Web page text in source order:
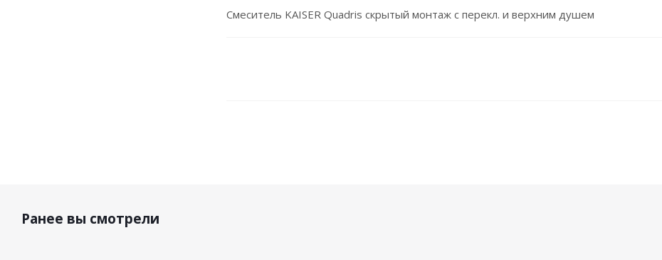
Смеситель KAISER Quadris скрытый монтаж с перекл. и верхним душем
Ранее вы смотрели